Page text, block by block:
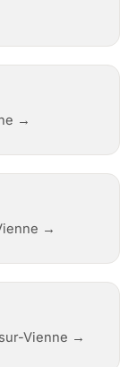
→
→
Vienne →